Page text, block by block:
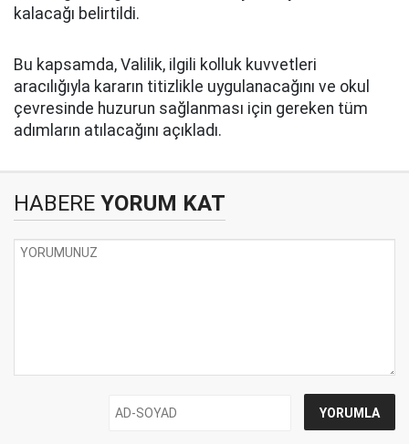
kalacağı belirtildi.
Bu kapsamda, Valilik, ilgili kolluk kuvvetleri
aracılığıyla kararın titizlikle uygulanacağını ve okul
çevresinde huzurun sağlanması için gereken tüm
adımların atılacağını açıkladı.
HABERE YORUM KAT